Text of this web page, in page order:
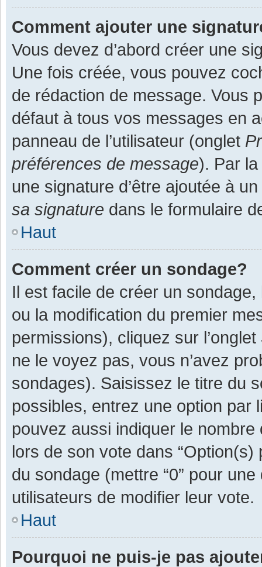
Comment ajouter une
Vous devez d’abord créer une
Une fois créée, vous pouvez
de rédaction de message. Vous
défaut à tous vos messages en
panneau de l’utilisateur (onglet
préférences de message). Par
une signature d’être ajoutée à
sa signature dans le formulaire
Haut
Comment créer un sondage?
Il est facile de créer un
ou la modification du premier
permissions), cliquez sur l’onglet
ne le voyez pas, vous n’avez
sondages). Saisissez le titre du
possibles, entrez une option par
pouvez aussi indiquer le
lors de son vote dans “Option(s)
du sondage (mettre “0” pour
utilisateurs de modifier leur vote.
Haut
Pourquoi ne puis-je pas